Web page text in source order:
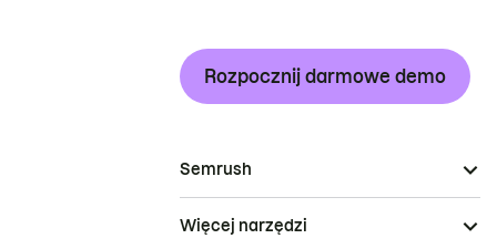
Rozpocznij darmowe demo
Semrush
Więcej narzędzi